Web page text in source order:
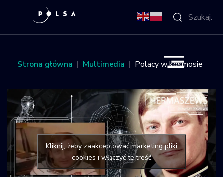
O Agencji
Aktywności
Misja IGNIS
NSIS
Sektor
Strona główna Multimedia Polacy w kosmosie
Kliknij, żeby zaakceptować marketing pliki
cookies i włączyć tę treść